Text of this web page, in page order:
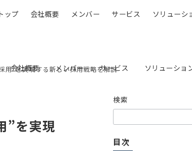
会社概要 メンバー サービス ソリューショ
ップ 会社概要 メンバー サービス ソリューシ
用”を実現する新しい採用戦略を解説
”を実現
検索
目次